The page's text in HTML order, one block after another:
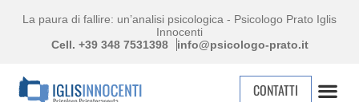
La paura di fallire: un’analisi psicologica - Psicologo Prato Iglis
Innocenti
Cell. +39 348 7531398
info@psicologo-prato.it
CONTATTI